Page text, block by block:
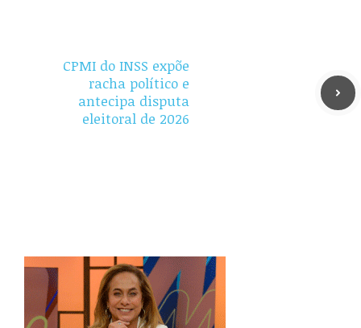
CPMI do INSS expõe
racha político e
antecipa disputa
eleitoral de 2026